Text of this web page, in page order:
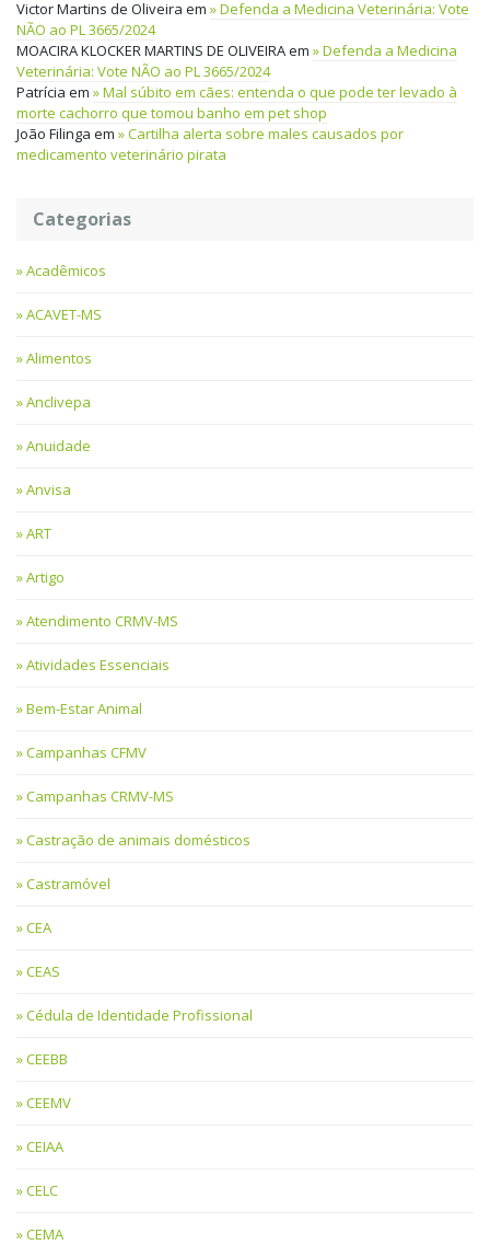
Victor Martins de Oliveira em
Defenda a Medicina Veterinária: Vote
NÃO ao PL 3665/2024
MOACIRA KLOCKER MARTINS DE OLIVEIRAem
Defenda a Medicina
Veterinária: Vote NÃO ao PL 3665/2024
Patrícia em
Mal súbito em cães: entenda o que pode ter levado à
morte cachorro que tomou banho em pet shop
João Filinga em
Cartilha alerta sobre males causados por
medicamento veterinário pirata
Categorias
Acadêmicos
ACAVET-MS
Alimentos
Anclivepa
Anuidade
Anvisa
ART
Artigo
Atendimento CRMV-MS
Atividades Essenciais
Bem-Estar Animal
Campanhas CFMV
Campanhas CRMV-MS
Castração de animais domésticos
Castramóvel
CEA
CEAS
Cédula de Identidade Profissional
CEEBB
CEEMV
CEIAA
CELC
CEMA